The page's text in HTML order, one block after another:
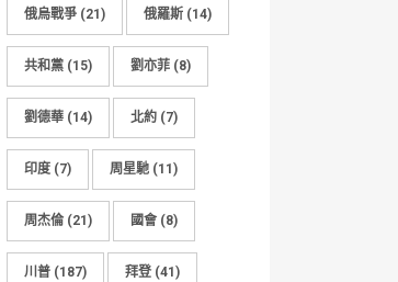
俄烏戰爭 (21) 俄羅斯 (14)
共和黨 (15) 劉亦菲 (8)
劉德華 (14) 北約 (7)
印度 (7) 周星馳 (11)
周杰倫 (21) 國會 (8)
川普 (187) 拜登 (41)